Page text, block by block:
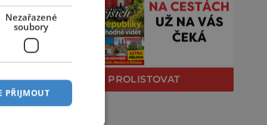
PROLISTOVAT
Nezařazené
soubory
PŘIJMOUT